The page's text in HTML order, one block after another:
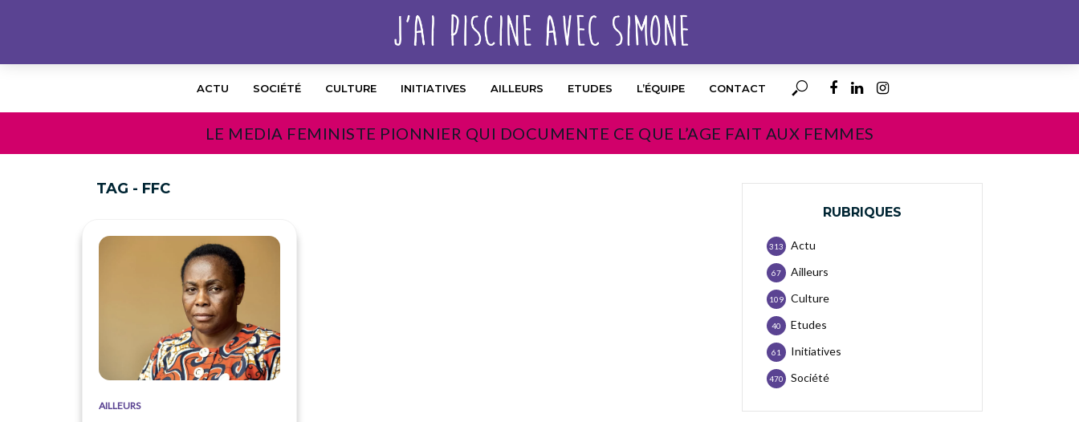
ACTU SOCIÉTÉ CULTURE INITIATIVES AILLEURS ETUDES L’ÉQUIPE CONTACT
LE MEDIA FEMINISTE PIONNIER QUI DOCUMENTE CE QUE L’AGE FAIT AUX FEMMES
TAG - FFC
AILLEURS
RUBRIQUES
Actu
313
Ailleurs
67
Culture
109
Etudes
40
Initiatives
61
Société
470